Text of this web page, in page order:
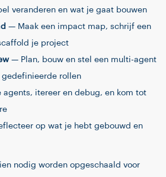
veranderen en wat je gaat bouwen
— Maak een impact map, schrijf een
je project
— Plan, bouw en stel een multi-agent
rollen
itereer en debug, en kom tot
op wat je hebt gebouwd en
nodig worden opgeschaald voor